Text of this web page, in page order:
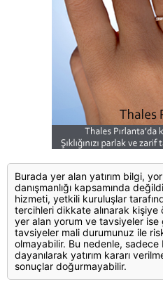
Burada yer alan yatırım bilgi,
danışmanlığı kapsamında
hizmeti, yetkili kuruluşlar
tercihleri dikkate alınarak kişiye
yer alan yorum ve tavsiyeler ise
tavsiyeler mali durumunuz ile
olmayabilir. Bu nedenle,
dayanılarak yatırım kararı
sonuçlar doğurmayabilir.